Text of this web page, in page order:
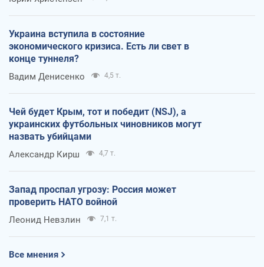
Украина вступила в состояние
экономического кризиса. Есть ли свет в
конце туннеля?
Вадим Денисенко 4,5 т.
Чей будет Крым, тот и победит (NSJ), а
украинских футбольных чиновников могут
назвать убийцами
Александр Кирш 4,7 т.
Запад проспал угрозу: Россия может
проверить НАТО войной
Леонид Невзлин 7,1 т.
Все мнения